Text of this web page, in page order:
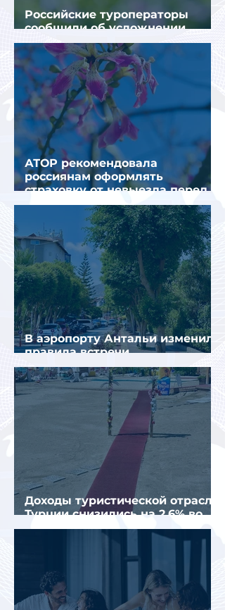
Российские туроператоры
сообщили об усложнении
получения виз в Грецию
АТОР рекомендовала
россиянам оформлять
страховку от невыезда перед
поездкой в Грецию
В аэропорту Антальи изменили
правила встречи
организованных туристов
Доходы туристической отрасли
Турции снизились на 2,6% во
втором квартале 2026 года